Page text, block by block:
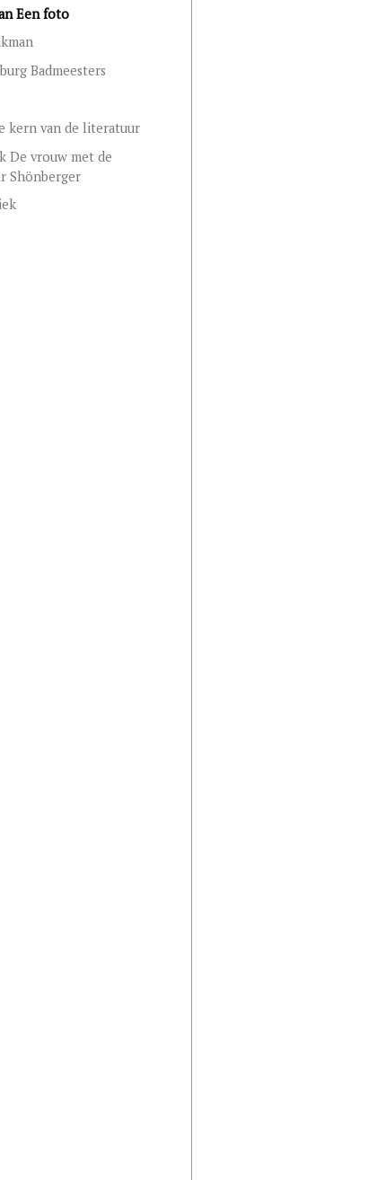
Een foto
Badmeesters
kern van de literatuur
De vrouw met de
Shönberger